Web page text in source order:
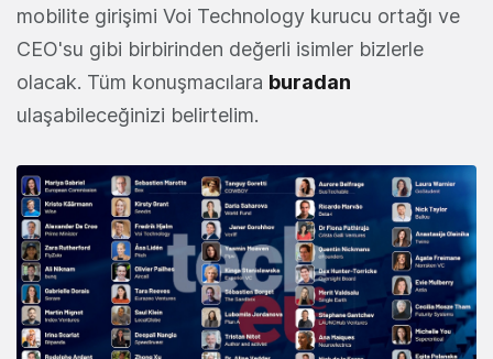
mobilite girişimi Voi Technology kurucu ortağı ve
CEO'su gibi birbirinden değerli isimler bizlerle
olacak. Tüm konuşmacılara buradan
ulaşabileceğinizi belirtelim.